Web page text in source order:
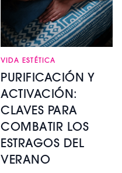
VIDA ESTÉTICA
PURIFICACIÓN Y
ACTIVACIÓN:
CLAVES PARA
COMBATIR LOS
ESTRAGOS DEL
VERANO